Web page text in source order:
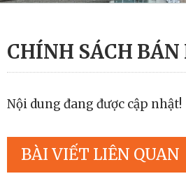
CHÍNH SÁCH BÁN
Nội dung đang được cập nhật!
BÀI VIẾT LIÊN QUAN